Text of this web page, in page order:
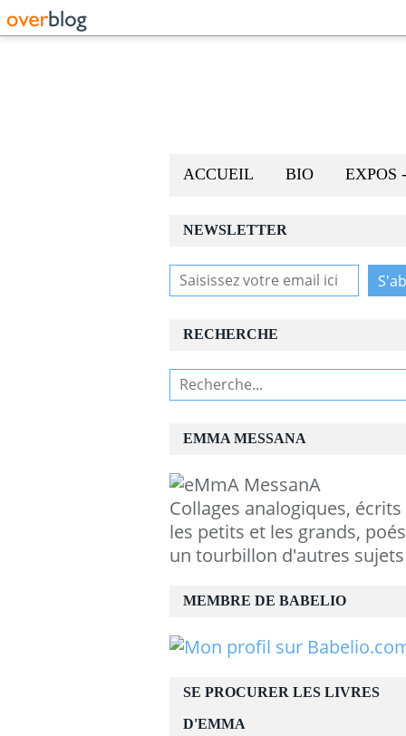
ACCUEIL BIO EXPOS
NEWSLETTER
RECHERCHE
EMMA MESSANA
Collages analogiques,
les petits et les grands,
un tourbillon d'autres sujets
MEMBRE DE BABELIO
SE PROCURER LES LIVRES
D'EMMA